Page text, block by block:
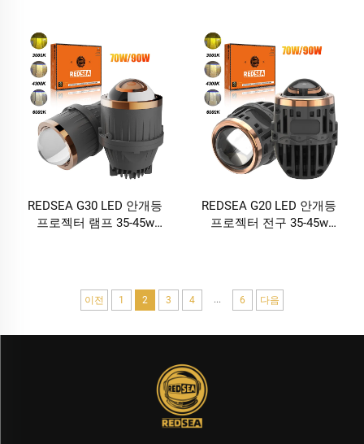
REDSEA G30 LED 안개등
프로젝터 램프 35-45w
REDSEA G20 LED 안개등
프로젝터 전구 35-45w
이전 1 2 3 4 ... 6 다음